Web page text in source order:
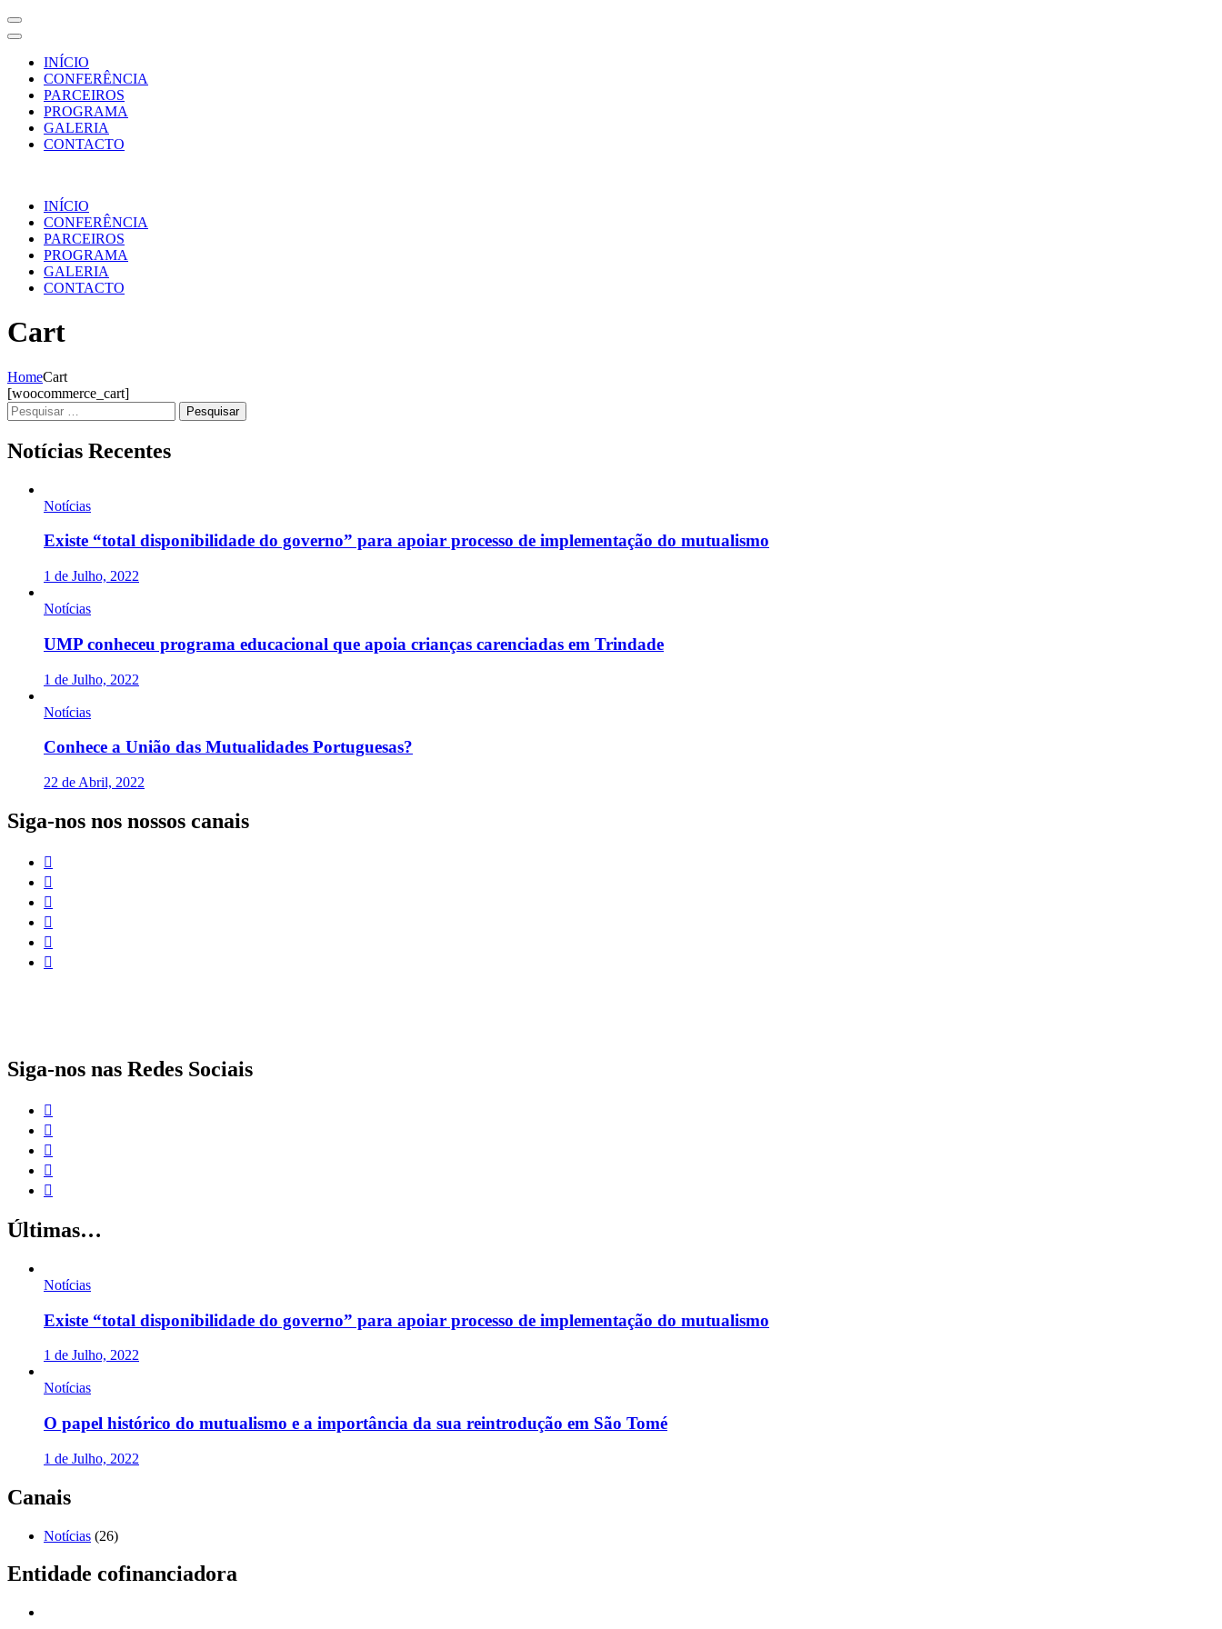
INÍCIO
CONFERÊNCIA
PARCEIROS
PROGRAMA
GALERIA
CONTACTO
content
(Press
Enter)
INÍCIO
CONFERÊNCIA
PARCEIROS
PROGRAMA
GALERIA
CONTACTO
Cart
HomeCart
[woocommerce_cart]
Pesquisar
por:
Notícias Recentes
Notícias
Existe “total disponibilidade do governo” para apoiar processo de implementação do mutualismo
1 de Julho, 2022
Notícias
UMP conheceu programa educacional que apoia crianças carenciadas em Trindade
1 de Julho, 2022
Notícias
Conhece a União das Mutualidades Portuguesas?
22 de Abril, 2022
Siga-nos nos nossos canais
Siga-nos nas Redes Sociais
Últimas…
Notícias
Existe “total disponibilidade do governo” para apoiar processo de implementação do mutualismo
1 de Julho, 2022
Notícias
O papel histórico do mutualismo e a importância da sua reintrodução em São Tomé
1 de Julho, 2022
Canais
Notícias (26)
Entidade cofinanciadora